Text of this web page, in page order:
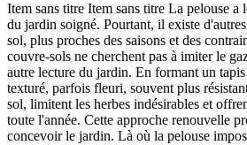
Item sans titre Item sans titre La pelouse a
du jardin soigné. Pourtant, il existe
sol, plus proches des saisons et des
couvre-sols ne cherchent pas à imiter le
autre lecture du jardin. En formant un
texturé, parfois fleuri, souvent plus
sol, limitent les herbes indésirables et
toute l'année. Cette approche renouvelle
concevoir le jardin. Là où la pelouse